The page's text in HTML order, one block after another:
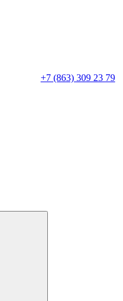
+7 (863) 309 23 79